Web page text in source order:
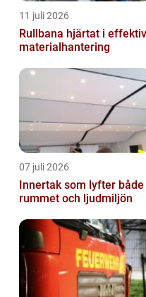
11 juli 2026
Rullbana hjärtat i effektiv
materialhantering
07 juli 2026
Innertak som lyfter både
rummet och ljudmiljön